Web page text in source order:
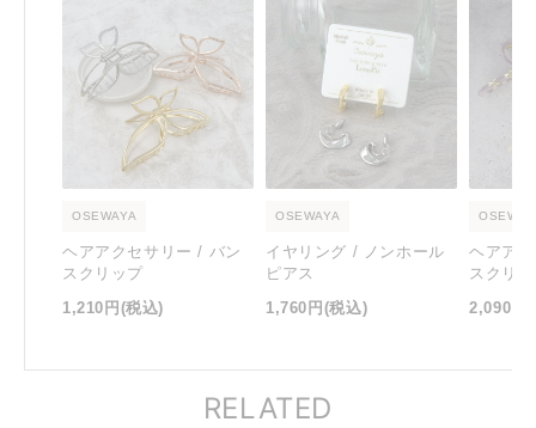
OSEWAYA
ヘアアクセサリー / バン
スクリップ
1,210円 (税込)
OSEWAYA
イヤリング / ノンホール
ピアス
1,760円 (税込)
ヘアア
スクリ
2,090円
RELATED